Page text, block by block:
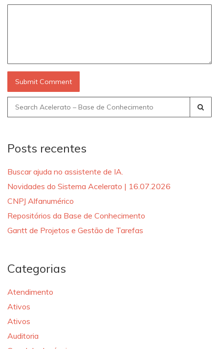
Search
for:
Posts recentes
Buscar ajuda no assistente de IA.
Novidades do Sistema Acelerato | 16.07.2026
CNPJ Alfanumérico
Repositórios da Base de Conhecimento
Gantt de Projetos e Gestão de Tarefas
Categorias
Atendimento
Ativos
Ativos
Auditoria